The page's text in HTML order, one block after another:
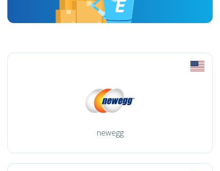
newegg